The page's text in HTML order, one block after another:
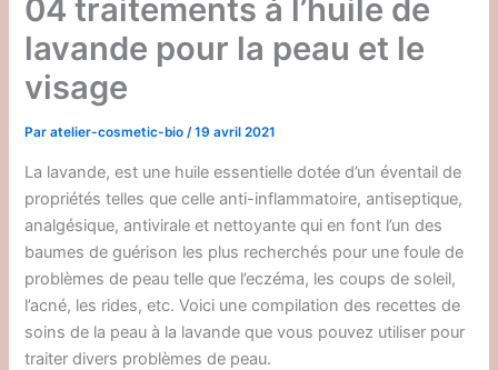
04 traitements à l’huile de
lavande pour la peau et le
visage
Paratelier-cosmetic-bio/19 avril 2021
La lavande, est une huile essentielle dotée d’un éventail de
propriétés telles que celle anti-inflammatoire, antiseptique,
analgésique, antivirale et nettoyante qui en font l’un des
baumes de guérison les plus recherchés pour une foule de
problèmes de peau telle que l’eczéma, les coups de soleil,
l’acné, les rides, etc. Voici une compilation des recettes de
soins de la peau à la lavande que vous pouvez utiliser pour
traiter divers problèmes de peau.